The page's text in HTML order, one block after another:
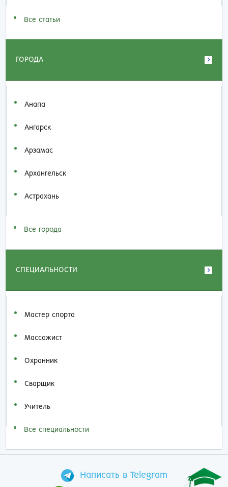
Все статьи
ГОРОДА
Анапа
Ангарск
Арзамас
Архангельск
Астрахань
Все города
СПЕЦИАЛЬНОСТИ
Мастер спорта
Массажист
Охранник
Сварщик
Учитель
Все специальности
Написать в Telegram